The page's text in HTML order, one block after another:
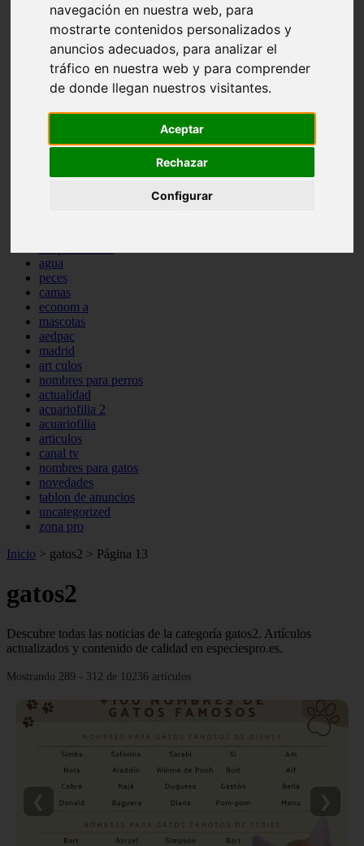
navegación en nuestra web, para
mostrarte contenidos personalizados y
anuncios adecuados, para analizar el
tráfico en nuestra web y para comprender
de donde llegan nuestros visitantes.
Aceptar
Rechazar
Configurar
protagonistas
reptiles
abandono
adopci n
ferias
higiene
acuario
comercios
viajar
agua
peces
camas
econom a
mascotas
aedpac
madrid
art culos
nombres para perros
actualidad
acuariofilia 2
acuariofilia
articulos
canal tv
nombres para gatos
novedades
tablon de anuncios
uncategorized
zona pro
Inicio > gatos2 > Página 13
gatos2
Descubre todas las noticias de la categoría gatos2. Artículos
actualizados y contenido de calidad en especiespro.es.
Mostrando 289 - 312 de 10236 artículos
❮ ❯